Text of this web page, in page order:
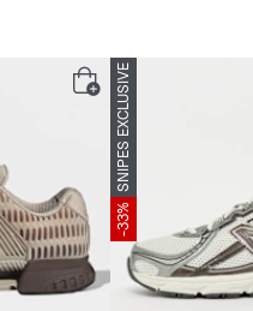
SNIPES EXCLUSIVE
-33%